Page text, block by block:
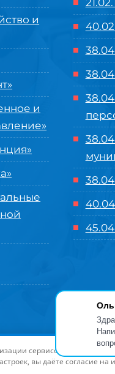
и
и
|
Freepikдля сайта
сервисов и
вы даёте согласие на